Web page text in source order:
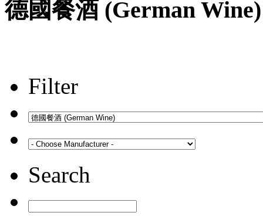
德國餐酒 (German Wine)
Filter
Search